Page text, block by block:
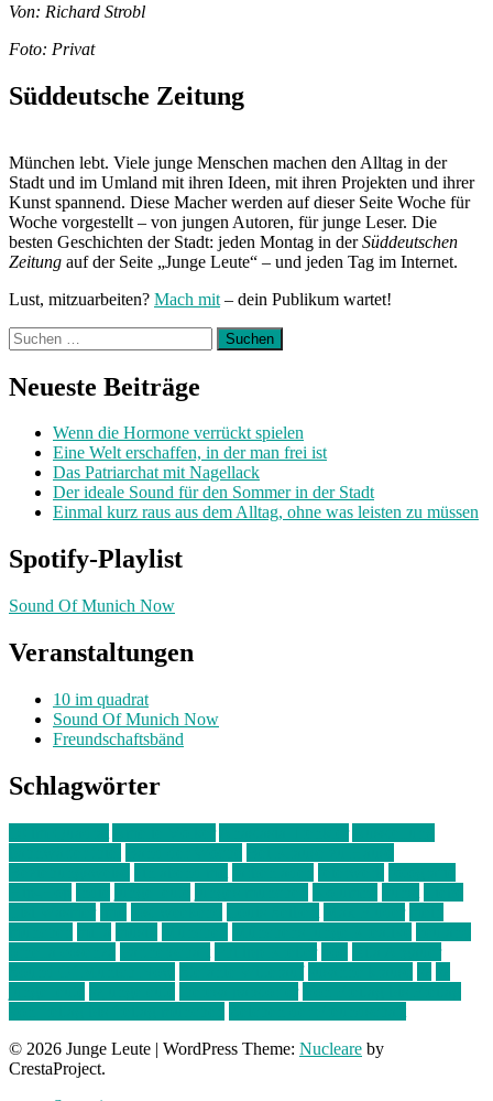
Von: Richard Strobl
Foto: Privat
Süddeutsche Zeitung
München lebt. Viele junge Menschen machen den Alltag in der
Stadt und im Umland mit ihren Ideen, mit ihren Projekten und ihrer
Kunst spannend. Diese Macher werden auf dieser Seite Woche für
Woche vorgestellt – von jungen Autoren, für junge Leser. Die
besten Geschichten der Stadt: jeden Montag in derSüddeutschen
Zeitung auf der Seite „Junge Leute“ – und jeden Tag im Internet.
Lust, mitzuarbeiten? Mach mit – dein Publikum wartet!
Suchen
nach:
Neueste Beiträge
Wenn die Hormone verrückt spielen
Eine Welt erschaffen, in der man frei ist
Das Patriarchat mit Nagellack
Der ideale Sound für den Sommer in der Stadt
Einmal kurz raus aus dem Alltag, ohne was leisten zu müssen
Spotify-Playlist
Sound Of Munich Now
Veranstaltungen
10 im quadrat
Sound Of Munich Now
Freundschaftsbänd
Schlagwörter
© 2026 Junge Leute | WordPress Theme: Nucleare by
CrestaProject.